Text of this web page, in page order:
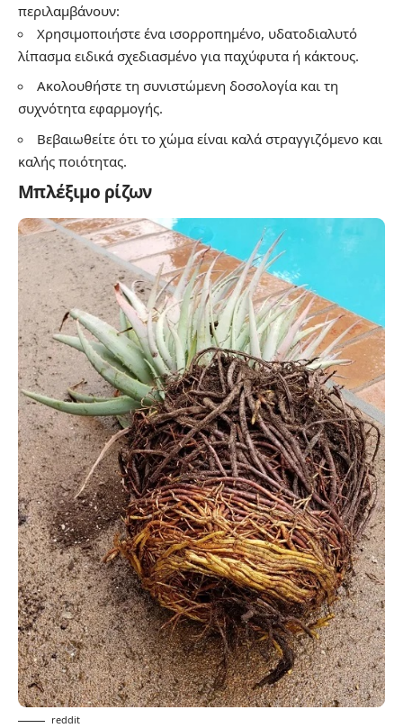
περιλαμβάνουν:
Χρησιμοποιήστε ένα ισορροπημένο, υδατοδιαλυτό
λίπασμα ειδικά σχεδιασμένο για παχύφυτα ή κάκτους.
Ακολουθήστε τη συνιστώμενη δοσολογία και τη
συχνότητα εφαρμογής.
Βεβαιωθείτε ότι το χώμα είναι καλά στραγγιζόμενο και
καλής ποιότητας.
Μπλέξιμο ρίζων
reddit